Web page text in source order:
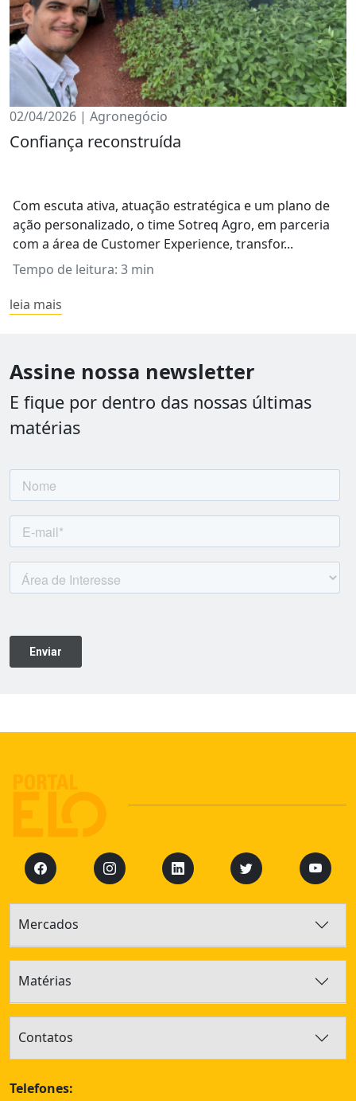
02/04/2026 | Agronegócio
Confiança reconstruída
Com escuta ativa, atuação estratégica e um plano de
ação personalizado, o time Sotreq Agro, em parceria
com a área de Customer Experience, transfor...
Tempo de leitura: 3 min
leia mais
Assine nossa newsletter
E fique por dentro das nossas últimas
matérias
Mercados
Matérias
Contatos
Telefones: